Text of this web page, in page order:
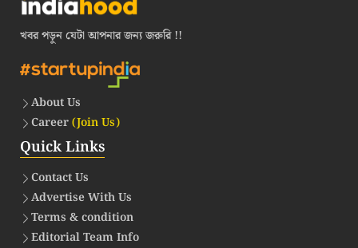
খবর পড়ুন যেটা আপনার জন্য জরুরি !!
About Us
Career(Join Us)
Quick Links
Contact Us
Advertise With Us
Terms & condition
Editorial Team Info